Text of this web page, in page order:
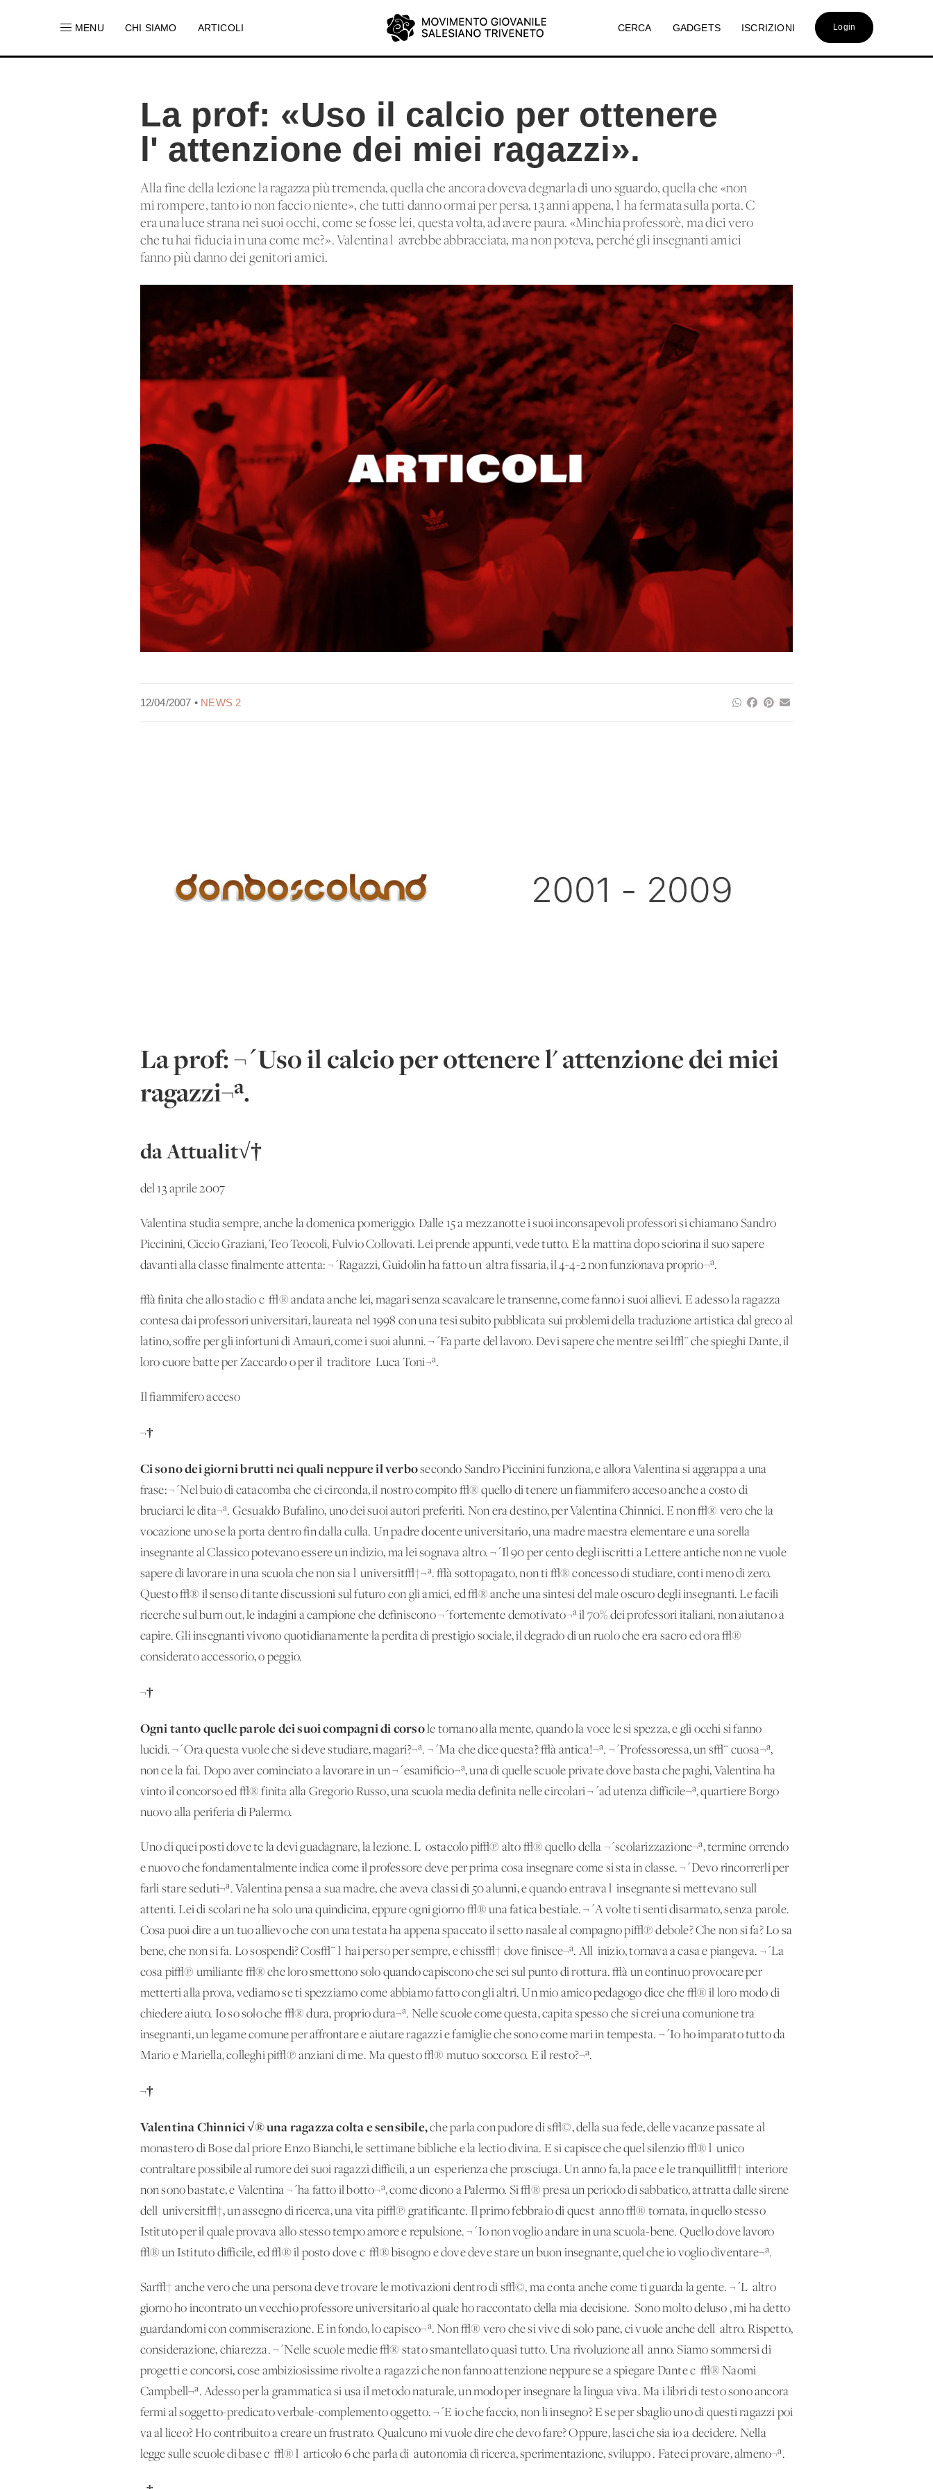
MENU CHI SIAMO ARTICOLI CERCA GADGETS ISCRIZIONI Login
La prof: «Uso il calcio per ottenere
l' attenzione dei miei ragazzi».
Alla fine della lezione la ragazza più tremenda, quella che ancora doveva degnarla di uno sguardo, quella che «non
mi rompere, tanto io non faccio niente», che tutti danno ormai per persa, 13 anni appena, l' ha fermata sulla porta. C'
era una luce strana nei suoi occhi, come se fosse lei, questa volta, ad avere paura. «Minchia professorè, ma dici vero
che tu hai fiducia in una come me?». Valentina l' avrebbe abbracciata, ma non poteva, perché gli insegnanti amici
fanno più danno dei genitori amici.
12/04/2007 • NEWS 2
La prof: ¬´Uso il calcio per ottenere l' attenzione dei miei
ragazzi¬ª.
da Attualit√†
del 13 aprile 2007
Valentina studia sempre, anche la domenica pomeriggio. Dalle 15 a mezzanotte i suoi inconsapevoli professori si chiamano Sandro
Piccinini, Ciccio Graziani, Teo Teocoli, Fulvio Collovati. Lei prende appunti, vede tutto. E la mattina dopo sciorina il suo sapere
davanti alla classe finalmente attenta: ¬´Ragazzi, Guidolin ha fatto un' altra fissaria, il 4-4-2 non funzionava proprio¬ª.
√à finita che allo stadio c' √® andata anche lei, magari senza scavalcare le transenne, come fanno i suoi allievi. E adesso la ragazza
contesa dai professori universitari, laureata nel 1998 con una tesi subito pubblicata sui problemi della traduzione artistica dal greco al
latino, soffre per gli infortuni di Amauri, come i suoi alunni. ¬´Fa parte del lavoro. Devi sapere che mentre sei l√¨ che spieghi Dante, il
loro cuore batte per Zaccardo o per il 'traditore' Luca Toni¬ª.
Il fiammifero acceso
¬†
Ci sono dei giorni brutti nei quali neppure il verbosecondo Sandro Piccinini funziona, e allora Valentina si aggrappa a una
frase: ¬´Nel buio di catacomba che ci circonda, il nostro compito √® quello di tenere un fiammifero acceso anche a costo di
bruciarci le dita¬ª. Gesualdo Bufalino, uno dei suoi autori preferiti. Non era destino, per Valentina Chinnici. E non √® vero che la
vocazione uno se la porta dentro fin dalla culla. Un padre docente universitario, una madre maestra elementare e una sorella
insegnante al Classico potevano essere un indizio, ma lei sognava altro. ¬´Il 90 per cento degli iscritti a Lettere antiche non ne vuole
sapere di lavorare in una scuola che non sia l' universit√†¬ª. √à sottopagato, non ti √® concesso di studiare, conti meno di zero.
Questo √® il senso di tante discussioni sul futuro con gli amici, ed √® anche una sintesi del male oscuro degli insegnanti. Le facili
ricerche sul burn out, le indagini a campione che definiscono ¬´fortemente demotivato¬ª il 70% dei professori italiani, non aiutano a
capire. Gli insegnanti vivono quotidianamente la perdita di prestigio sociale, il degrado di un ruolo che era sacro ed ora √®
considerato accessorio, o peggio.
¬†
Ogni tanto quelle parole dei suoi compagni di corsole tornano alla mente, quando la voce le si spezza, e gli occhi si fanno
lucidi. ¬´Ora questa vuole che si deve studiare, magari?¬ª. ¬´Ma che dice questa? √à antica!¬ª. ¬´Professoressa, un s√¨ cuosa¬ª,
non ce la fai. Dopo aver cominciato a lavorare in un ¬´esamificio¬ª, una di quelle scuole private dove basta che paghi, Valentina ha
vinto il concorso ed √® finita alla Gregorio Russo, una scuola media definita nelle circolari ¬´ad utenza difficile¬ª, quartiere Borgo
nuovo alla periferia di Palermo.
Uno di quei posti dove te la devi guadagnare, la lezione. L' ostacolo pi√π alto √® quello della ¬´scolarizzazione¬ª, termine orrendo
e nuovo che fondamentalmente indica come il professore deve per prima cosa insegnare come si sta in classe. ¬´Devo rincorrerli per
farli stare seduti¬ª. Valentina pensa a sua madre, che aveva classi di 50 alunni, e quando entrava l' insegnante si mettevano sull'
attenti. Lei di scolari ne ha solo una quindicina, eppure ogni giorno √® una fatica bestiale. ¬´A volte ti senti disarmato, senza parole.
Cosa puoi dire a un tuo allievo che con una testata ha appena spaccato il setto nasale al compagno pi√π debole? Che non si fa? Lo sa
bene, che non si fa. Lo sospendi? Cos√¨ l' hai perso per sempre, e chiss√† dove finisce¬ª. All' inizio, tornava a casa e piangeva. ¬´La
cosa pi√π umiliante √® che loro smettono solo quando capiscono che sei sul punto di rottura. √à un continuo provocare per
metterti alla prova, vediamo se ti spezziamo come abbiamo fatto con gli altri. Un mio amico pedagogo dice che √® il loro modo di
chiedere aiuto. Io so solo che √® dura, proprio dura¬ª. Nelle scuole come questa, capita spesso che si crei una comunione tra
insegnanti, un legame comune per affrontare e aiutare ragazzi e famiglie che sono come mari in tempesta. ¬´Io ho imparato tutto da
Mario e Mariella, colleghi pi√π anziani di me. Ma questo √® mutuo soccorso. E il resto?¬ª.
¬†
Valentina Chinnici √® una ragazza colta e sensibile,che parla con pudore di s√©, della sua fede, delle vacanze passate al
monastero di Bose dal priore Enzo Bianchi, le settimane bibliche e la lectio divina. E si capisce che quel silenzio √® l' unico
contraltare possibile al rumore dei suoi ragazzi difficili, a un' esperienza che prosciuga. Un anno fa, la pace e le tranquillit√† interiore
non sono bastate, e Valentina ¬´ha fatto il botto¬ª, come dicono a Palermo. Si √® presa un periodo di sabbatico, attratta dalle sirene
dell' universit√†, un assegno di ricerca, una vita pi√π gratificante. Il primo febbraio di quest' anno √® tornata, in quello stesso
Istituto per il quale provava allo stesso tempo amore e repulsione. ¬´Io non voglio andare in una scuola-bene. Quello dove lavoro
√® un Istituto difficile, ed √® il posto dove c' √® bisogno e dove deve stare un buon insegnante, quel che io voglio diventare¬ª.
Sar√† anche vero che una persona deve trovare le motivazioni dentro di s√©, ma conta anche come ti guarda la gente. ¬´L' altro
giorno ho incontrato un vecchio professore universitario al quale ho raccontato della mia decisione. 'Sono molto deluso', mi ha detto
guardandomi con commiserazione. E in fondo, lo capisco¬ª. Non √® vero che si vive di solo pane, ci vuole anche dell' altro. Rispetto,
considerazione, chiarezza. ¬´Nelle scuole medie √® stato smantellato quasi tutto. Una rivoluzione all' anno. Siamo sommersi di
progetti e concorsi, cose ambiziosissime rivolte a ragazzi che non fanno attenzione neppure se a spiegare Dante c' √® Naomi
Campbell¬ª. Adesso per la grammatica si usa il metodo naturale, un modo per insegnare la lingua viva. Ma i libri di testo sono ancora
fermi al soggetto-predicato verbale-complemento oggetto. ¬´E io che faccio, non li insegno? E se per sbaglio uno di questi ragazzi poi
va al liceo? Ho contribuito a creare un frustrato. Qualcuno mi vuole dire che devo fare? Oppure, lasci che sia io a decidere. Nella
legge sulle scuole di base c' √® l' articolo 6 che parla di 'autonomia di ricerca, sperimentazione, sviluppo'. Fateci provare, almeno¬ª.